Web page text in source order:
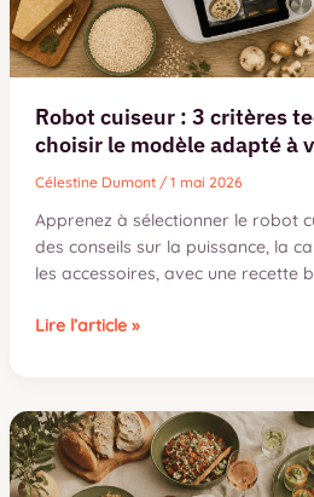
tortilla
Robot cuiseur : 3 critères
choisir le modèle adapté à
Célestine Dumont / 1 mai 2026
Apprenez à sélectionner le robot
des conseils sur la puissance, la
les accessoires, avec une recette
Robot
critères
techniques
pour
Lire l’article »